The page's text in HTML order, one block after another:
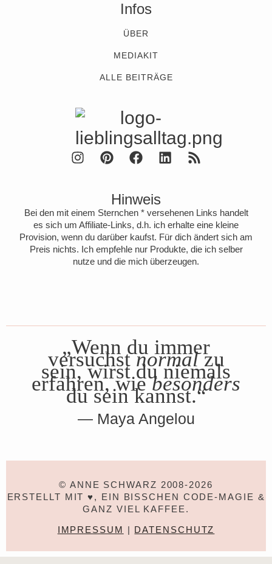
Infos
ÜBER
MEDIAKIT
ALLE BEITRÄGE
Hinweis
Bei den mit einem Sternchen * versehenen Links handelt
es sich um Affiliate-Links, d.h. ich erhalte eine kleine
Provision, wenn du darüber kaufst. Für dich ändert sich am
Preis nichts. Ich empfehle nur Produkte, die ich selber
nutze und die mich überzeugen.
„Wenn du immer
versuchstnormalzu
sein, wirst du niemals
erfahren, wiebesonders
du sein kannst.“
Maya Angelou
© ANNE SCHWARZ 2008-2026
ERSTELLT MIT ♥, EIN BISSCHEN CODE-MAGIE &
GANZ VIEL KAFFEE.
IMPRESSUM | DATENSCHUTZ